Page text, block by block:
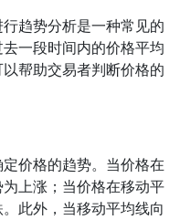
趋势分析是一种常见的
一段时间内的价格平均
帮助交易者判断价格的
价格的趋势。当价格在
上涨；当价格在移动平
此外，当移动平均线向